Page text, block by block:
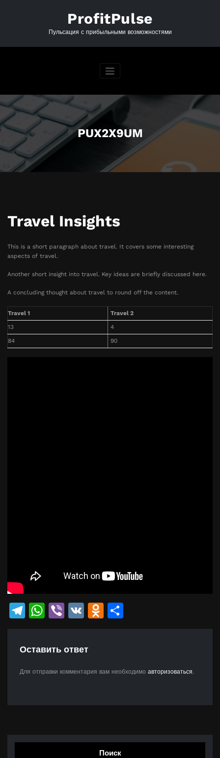
ProfitPulse
Пульсация с прибыльными возможностями
PUX2X9UM
Travel Insights
This is a short paragraph about travel. It covers some interesting
aspects of travel.
Another short insight into travel. Key ideas are briefly discussed here.
A concluding thought about travel to round off the content.
Travel 1
Travel 2
13
4
84
90
Telegram
WhatsApp
Viber
VK Odnoklassniki
Оставить ответ
Для отправки комментария вам необходимо авторизоваться.
Поиск